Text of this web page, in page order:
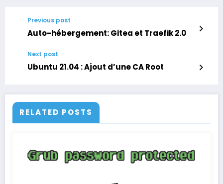
Previous post
Auto-hébergement: Gitea et Traefik 2.0
Next post
Ubuntu 21.04 : Ajout d’une CA Root
RELATED POSTS